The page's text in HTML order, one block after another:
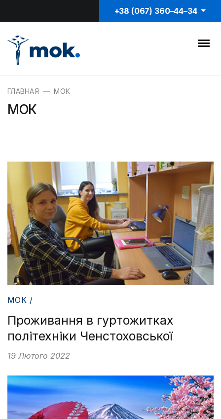
+38 (067) 360–44–34
ГЛАВНАЯ МОК
МОК
МОК /
Проживання в гуртожитках
політехніки Ченстоховської
19 Лютого 2022